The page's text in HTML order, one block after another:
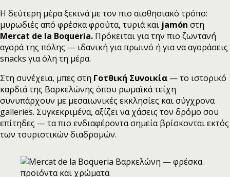
Η δεύτερη μέρα ξεκινά με τον πιο αισθησιακό τρόπο:
μυρωδιές από φρέσκα φρούτα, τυριά και jamón στη
Mercat de la Boqueria. Πρόκειται για την πιο ζωντανή
αγορά της πόλης — ιδανική για πρωινό ή για να αγοράσεις
snacks για όλη τη μέρα.
Στη συνέχεια, μπες στη Γοτθική Συνοικία — το ιστορικό
καρδιά της Βαρκελώνης όπου ρωμαϊκά τείχη
συνυπάρχουν με μεσαιωνικές εκκλησίες και σύγχρονα
galleries. Συγκεκριμένα, αξίζει να χάσεις τον δρόμο σου
επίτηδες — τα πιο ενδιαφέροντα σημεία βρίσκονται εκτός
των τουριστικών διαδρομών.